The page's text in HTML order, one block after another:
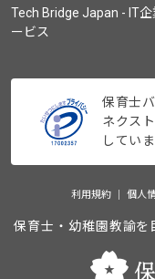
Tech Bridge Japan - IT
ービス
保育士
ネクス
していま
利用規約 個人
保育士・幼稚園教諭を